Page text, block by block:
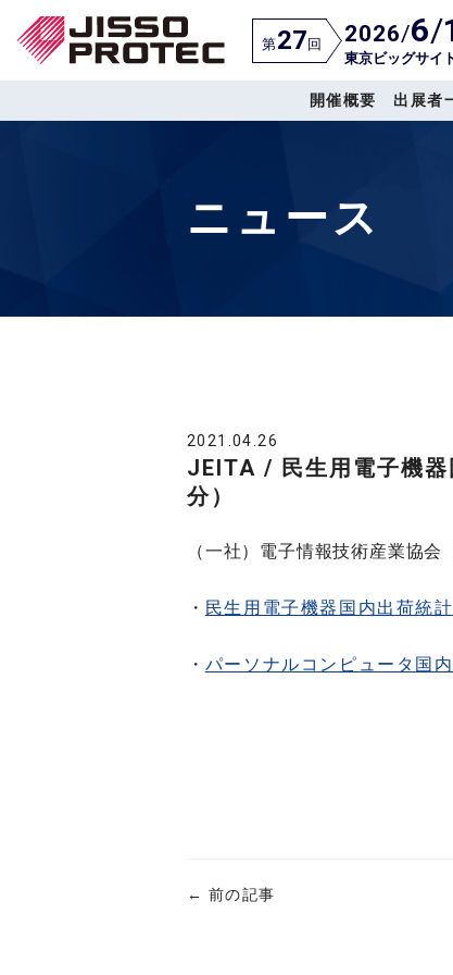
第27回 2026/6/
東京ビッグサイ
開催概要 出展者
ニュース
2021.04.26
JEITA / 民生用電子機器
分）
（一社）電子情報技術産業協
・ 民生用電子機器国内出荷統計
・ パーソナルコンピュータ国
← 前の記事